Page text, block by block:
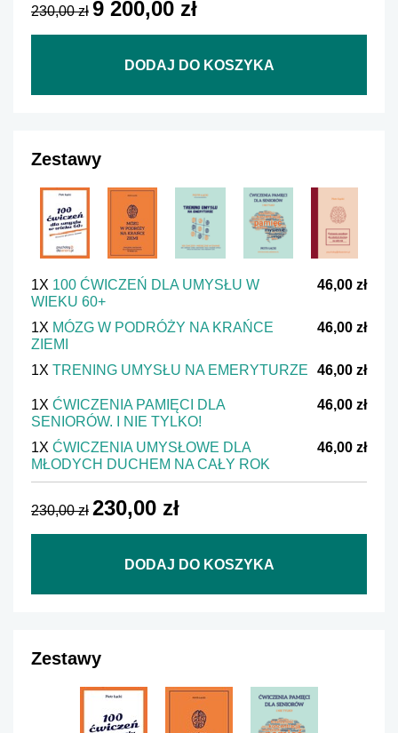
230,00 zł 9 200,00 zł
DODAJ DO KOSZYKA
Zestawy
1X 100 ĆWICZEŃ DLA UMYSŁU W
WIEKU 60+
46,00 zł
1X MÓZG W PODRÓŻY NA KRAŃCE
ZIEMI
46,00 zł
1X TRENING UMYSŁU NA EMERYTURZE 46,00 zł
1X ĆWICZENIA PAMIĘCI DLA
SENIORÓW. I NIE TYLKO!
46,00 zł
1X ĆWICZENIA UMYSŁOWE DLA
MŁODYCH DUCHEM NA CAŁY ROK
46,00 zł
230,00 zł 230,00 zł
DODAJ DO KOSZYKA
Zestawy